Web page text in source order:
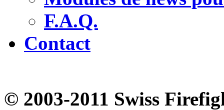
F.A.Q.
Contact
© 2003-2011 Swiss